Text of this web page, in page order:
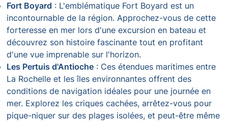
Fort Boyard : L'emblématique Fort Boyard est un
incontournable de la région. Approchez-vous de cette
forteresse en mer lors d'une excursion en bateau et
découvrez son histoire fascinante tout en profitant
d'une vue imprenable sur l'horizon.
Les Pertuis d'Antioche : Ces étendues maritimes entre
La Rochelle et les îles environnantes offrent des
conditions de navigation idéales pour une journée en
mer. Explorez les criques cachées, arrêtez-vous pour
pique-niquer sur des plages isolées, et peut-être même